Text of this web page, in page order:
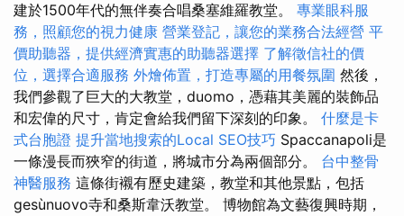
建於1500年代的無伴奏合唱桑塞維羅教堂。 專業眼科服
務，照顧您的視力健康 營業登記，讓您的業務合法經營 平
價助聽器，提供經濟實惠的助聽器選擇 了解徵信社的價
位，選擇合適服務 外燴佈置，打造專屬的用餐氛圍 然後，
我們參觀了巨大的大教堂，duomo，憑藉其美麗的裝飾品
和宏偉的尺寸，肯定會給我們留下深刻的印象。 什麼是卡
式台胞證 提升當地搜索的Local SEO技巧 Spaccanapoli是
一條漫長而狹窄的街道，將城市分為兩個部分。 台中整骨
神醫服務 這條街襯有歷史建築，教堂和其他景點，包括
gesùnuovo寺和桑斯韋沃教堂。 博物館為文藝復興時期，